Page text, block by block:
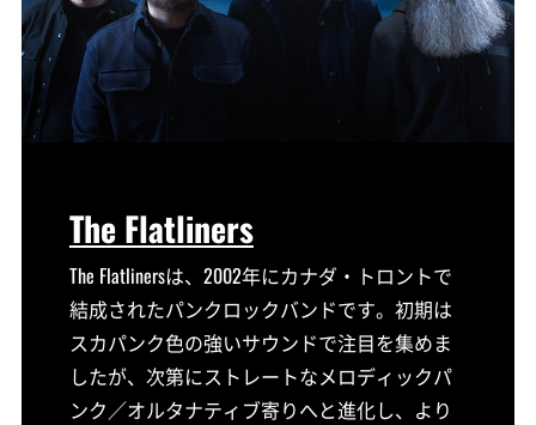
The Flatliners
The Flatlinersは、2002年にカナダ・トロントで
結成されたパンクロックバンドです。初期は
スカパンク色の強いサウンドで注目を集めま
したが、次第にストレートなメロディックパ
ンク／オルタナティブ寄りへと進化し、より